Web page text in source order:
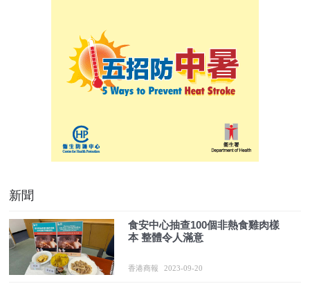
新聞
食安中心抽查100個非熱食雞肉樣
本 整體令人滿意
香港商報 2023-09-20